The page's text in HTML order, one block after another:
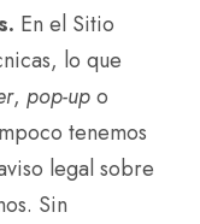
En el Sitio
lo que
, pop-upo
tenemos
legal sobre
Sin